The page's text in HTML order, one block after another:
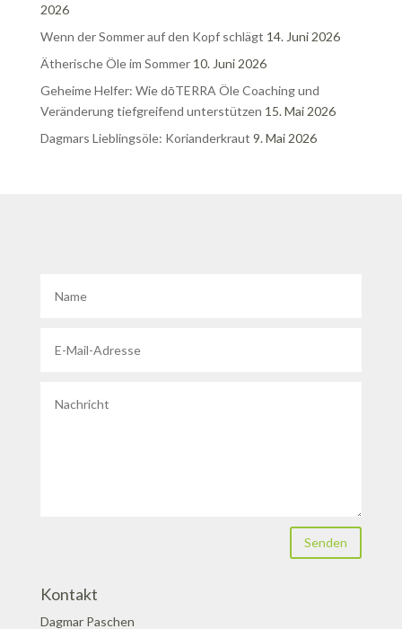
2026
Wenn der Sommer auf den Kopf schlägt 14. Juni 2026
Ätherische Öle im Sommer 10. Juni 2026
Geheime Helfer: Wie dōTERRA Öle Coaching und
Veränderung tiefgreifend unterstützen 15. Mai 2026
Dagmars Lieblingsöle: Korianderkraut 9. Mai 2026
Senden
Kontakt
Dagmar Paschen